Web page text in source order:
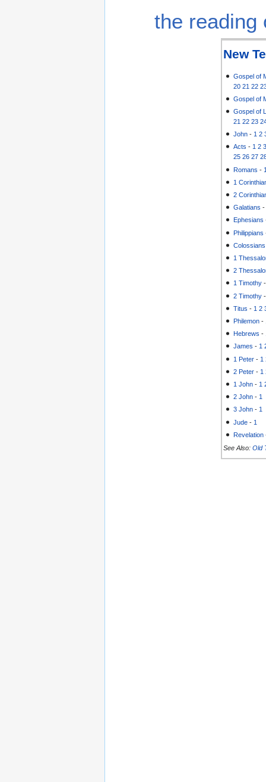
the reading
New
Gospel of
20 21 22
Gospel of
Gospel of
21 22 23
John - 1 2
Acts - 1 2
25 26 27
Romans -
1
2
Galatians
Ephesians
Philippians
Colossians
1
2
1 Timothy
2 Timothy
Titus - 1 2
Philemon -
Hebrews -
James - 1
1 Peter - 1
2 Peter - 1
1 John - 1
2 John - 1
3 John - 1
Jude - 1
Revelation
See Also: Old